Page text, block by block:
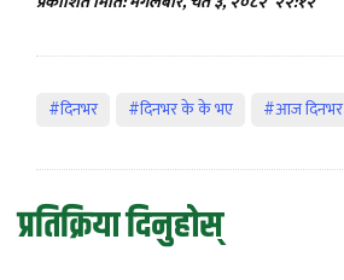
#दिनभर #दिनभर के के भए #आज दिनभर
प्रतिक्रिया दिनुहोस्